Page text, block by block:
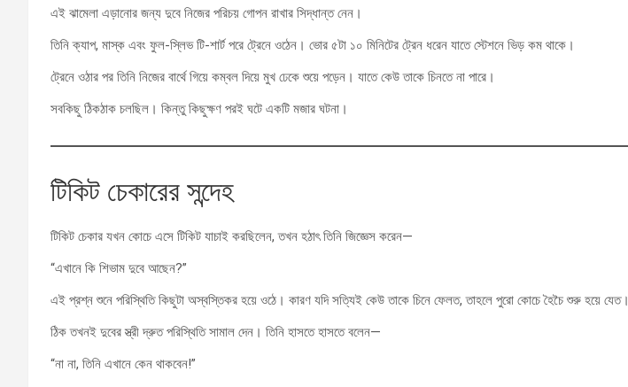
এই ঝামেলা এড়ানোর জন্য দুবে নিজের পরিচয় গোপন রাখার সিদ্ধান্ত নেন।
তিনি ক্যাপ, মাস্ক এবং ফুল-স্লিভ টি-শার্ট পরে ট্রেনে ওঠেন। ভোর ৫টা ১০ মিনিটের ট্রেন ধরেন যাতে স্টেশনে ভিড় কম থাকে।
ট্রেনে ওঠার পর তিনি নিজের বার্থে গিয়ে কম্বল দিয়ে মুখ ঢেকে শুয়ে পড়েন। যাতে কেউ তাকে চিনতে না পারে।
সবকিছু ঠিকঠাক চলছিল। কিন্তু কিছুক্ষণ পরই ঘটে একটি মজার ঘটনা।
টিকিট চেকারের সন্দেহ
টিকিট চেকার যখন কোচে এসে টিকিট যাচাই করছিলেন, তখন হঠাৎ তিনি জিজ্ঞেস করেন—
“এখানে কি শিভাম দুবে আছেন?”
এই প্রশ্ন শুনে পরিস্থিতি কিছুটা অস্বস্তিকর হয়ে ওঠে। কারণ যদি সত্যিই কেউ তাকে চিনে ফেলত, তাহলে পুরো কোচে হৈচৈ শুরু হয়ে যেত।
ঠিক তখনই দুবের স্ত্রী দ্রুত পরিস্থিতি সামাল দেন। তিনি হাসতে হাসতে বলেন—
“না না, তিনি এখানে কেন থাকবেন!”